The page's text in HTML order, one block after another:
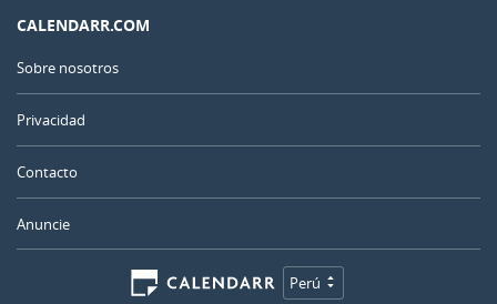
CALENDARR.COM
Sobre nosotros
Privacidad
Contacto
Anuncie
Perú